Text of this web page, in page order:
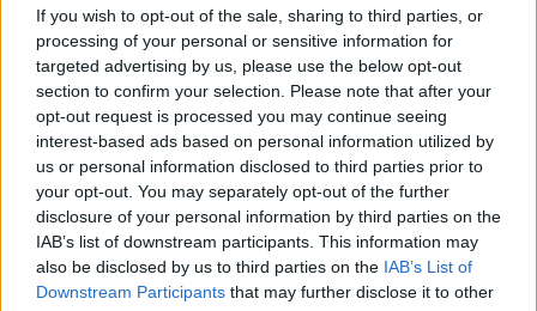
If you wish to opt-out of the sale, sharing to third parties, or
processing of your personal or sensitive information for
targeted advertising by us, please use the below opt-out
section to confirm your selection. Please note that after your
opt-out request is processed you may continue seeing
interest-based ads based on personal information utilized by
us or personal information disclosed to third parties prior to
your opt-out. You may separately opt-out of the further
disclosure of your personal information by third parties on the
IAB’s list of downstream participants. This information may
also be disclosed by us to third parties on the IAB’s List of
Downstream Participants that may further disclose it to other
Το σύνολο των τεχνικών προδιαγραφών του
Robot Phone
ByΓΙΏΡΓΟΣ ΓΡΊΒΑΣ 2 ημέρες ago
HiLight ονομάζεται τελικά το Pixel Glow
ByΓΙΏΡΓΟΣ ΓΡΊΒΑΣ 2 ημέρες ago
Σε εντυπωσιακή απόχρωση “Dune” το Pixel 11